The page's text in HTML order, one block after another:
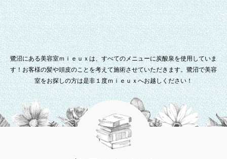
鷺沼にある美容室ｍｉｅｕｘは、すべてのメニューに炭酸泉を使用していま
す！お客様の髪や頭皮のことを考えて施術させていただきます。鷺沼で美容
室をお探しの方は是非１度ｍｉｅｕｘへお越しください！